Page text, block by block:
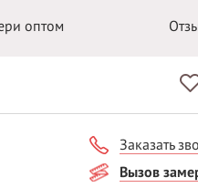
оптом
Заказать
Вызов